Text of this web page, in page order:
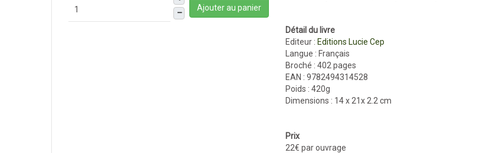
–
Ajouter au panier
Détail du livre
Editeur : Editions Lucie Cep
Langue : Français
Broché : 402 pages
EAN : 9782494314528
Poids : 420g
Dimensions : 14 x 21x 2.2 cm
Prix
22€ par ouvrage